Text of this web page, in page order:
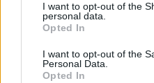
I want to opt-out of the
personal data.
Opted In
I want to opt-out of the
Personal Data.
Opted In